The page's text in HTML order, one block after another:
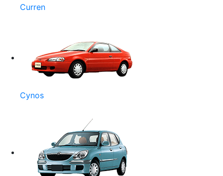
Curren
Cynos